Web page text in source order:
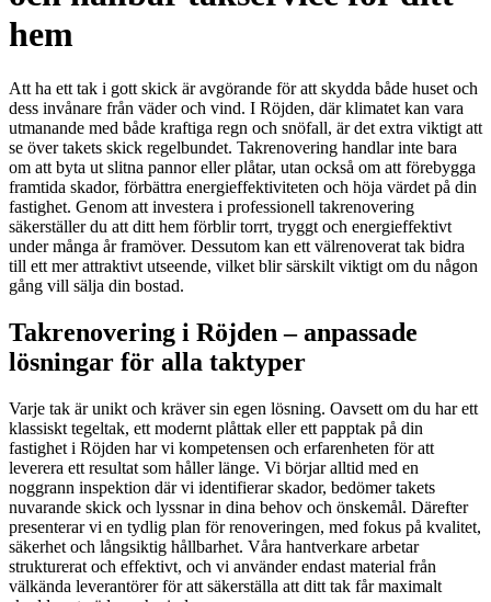
hem
Att ha ett tak i gott skick är avgörande för att skydda både huset och
dess invånare från väder och vind. I Röjden, där klimatet kan vara
utmanande med både kraftiga regn och snöfall, är det extra viktigt att
se över takets skick regelbundet. Takrenovering handlar inte bara
om att byta ut slitna pannor eller plåtar, utan också om att förebygga
framtida skador, förbättra energieffektiviteten och höja värdet på din
fastighet. Genom att investera i professionell takrenovering
säkerställer du att ditt hem förblir torrt, tryggt och energieffektivt
under många år framöver. Dessutom kan ett välrenoverat tak bidra
till ett mer attraktivt utseende, vilket blir särskilt viktigt om du någon
gång vill sälja din bostad.
Takrenovering i Röjden – anpassade
lösningar för alla taktyper
Varje tak är unikt och kräver sin egen lösning. Oavsett om du har ett
klassiskt tegeltak, ett modernt plåttak eller ett papptak på din
fastighet i Röjden har vi kompetensen och erfarenheten för att
leverera ett resultat som håller länge. Vi börjar alltid med en
noggrann inspektion där vi identifierar skador, bedömer takets
nuvarande skick och lyssnar in dina behov och önskemål. Därefter
presenterar vi en tydlig plan för renoveringen, med fokus på kvalitet,
säkerhet och långsiktig hållbarhet. Våra hantverkare arbetar
strukturerat och effektivt, och vi använder endast material från
välkända leverantörer för att säkerställa att ditt tak får maximalt